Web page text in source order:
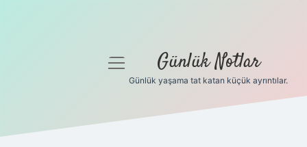
Gizlilik Politikası
menüyü
Günlük Notlar
Günlük yaşama tat katan küçük ayrıntılar.